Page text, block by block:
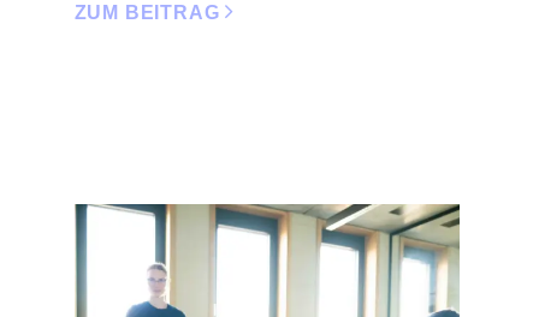
ZUM BEITRAG